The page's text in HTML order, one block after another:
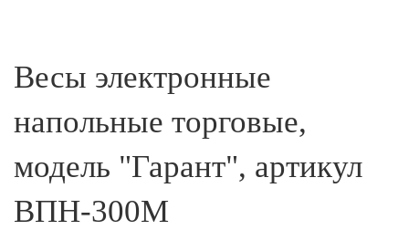
Весы электронные
напольные торговые,
модель "Гарант", артикул
ВПН-300М